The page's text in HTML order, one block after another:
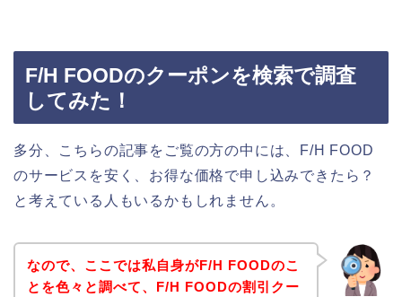
F/H FOODのクーポンを検索で調査
してみた！
多分、こちらの記事をご覧の方の中には、F/H FOOD
のサービスを安く、お得な価格で申し込みできたら？
と考えている人もいるかもしれません。
なので、ここでは私自身がF/H FOODのこ
とを色々と調べて、F/H FOODの割引クー